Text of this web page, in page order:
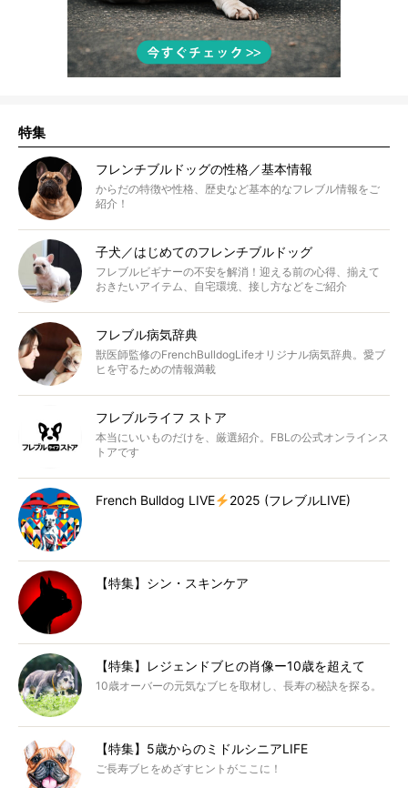
特集
フレンチブルドッグの性格／基本情報
からだの特徴や性格、歴史など基本的なフレブル情報をご
紹介！
子犬／はじめてのフレンチブルドッグ
フレブルビギナーの不安を解消！迎える前の心得、揃えて
おきたいアイテム、自宅環境、接し方などをご紹介
フレブル病気辞典
獣医師監修のFrenchBulldogLifeオリジナル病気辞典。愛ブ
ヒを守るための情報満載
フレブルライフ ストア
本当にいいものだけを、厳選紹介。FBLの公式オンラインス
トアです
French Bulldog LIVE 2025 (フレブルLIVE)
【特集】シン・スキンケア
【特集】レジェンドブヒの肖像ー10歳を超えて
10歳オーバーの元気なブヒを取材し、長寿の秘訣を探る。
【特集】5歳からのミドルシニアLIFE
ご長寿ブヒをめざすヒントがここに！